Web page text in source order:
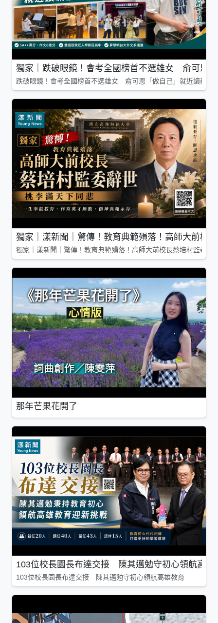
獨家｜跌破眼鏡！會考全國榜首不選雄女 俞可恩
跌破眼鏡！會考全國榜首不選雄女 俞可恩「做自己」就近讀新莊
獨家｜漾新聞｜驚傳！教育典範殞落！高師大前校
獨家｜漾新聞｜驚傳！教育典範殞落！高師大前校長蔡培村監委
那年芒果花開了
103位校長園長布達交接 陳其邁勉守初心領航高雄
103位校長園長布達交接 陳其邁勉守初心領航高雄教育